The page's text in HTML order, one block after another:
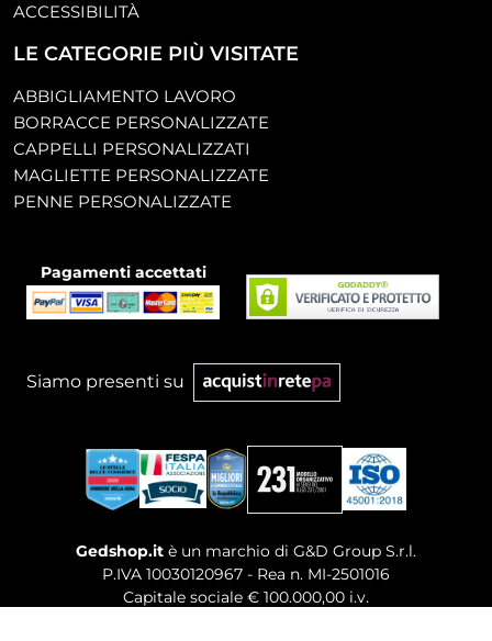
ACCESSIBILITÀ
LE CATEGORIE PIÙ VISITATE
ABBIGLIAMENTO LAVORO
BORRACCE PERSONALIZZATE
CAPPELLI PERSONALIZZATI
MAGLIETTE PERSONALIZZATE
PENNE PERSONALIZZATE
Pagamenti accettati
Siamo presenti su
Gedshop.it è un marchio di G&D Group S.r.l.
P.IVA 10030120967 - Rea n. MI-2501016
Capitale sociale € 100.000,00 i.v.